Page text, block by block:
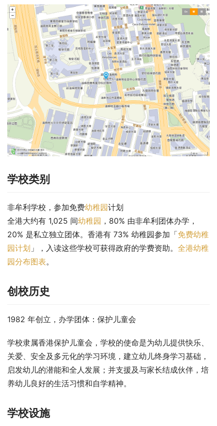
学校类别
非牟利学校，参加免费幼稚园计划
全港大约有 1,025 间幼稚园 ，80% 由非牟利团体办学，
20% 是私立独立团体。香港有 73% 幼稚园参加「免费幼稚
园计划 」，入读这些学校可获得政府的学费资助。 全港幼稚
园分布图表。
创校历史
1982 年创立，办学团体：保护儿童会
学校隶属香港保护儿童会，学校的使命是为幼儿提供快乐、
关爱、安全及多元化的学习环境，建立幼儿终身学习基础，
启发幼儿的潜能和全人发展；并支援及与家长结成伙伴，培
养幼儿良好的生活习惯和自学精神。
学校设施